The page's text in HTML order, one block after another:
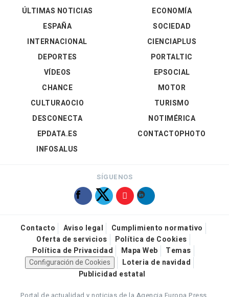
ÚLTIMAS NOTICIAS
ESPAÑA
INTERNACIONAL
DEPORTES
VÍDEOS
ECONOMÍA
SOCIEDAD
CIENCIAPLUS
PORTALTIC
EPSOCIAL
CHANCE
CULTURAOCIO
DESCONECTA
EPDATA.ES
INFOSALUS
MOTOR
TURISMO
NOTIMÉRICA
CONTACTOPHOTO
SÍGUENOS
Contacto Aviso legal
Cumplimiento normativo
Oferta de servicios
Política de Cookies
Política de Privacidad
Mapa Web
Temas
Configuración de Cookies
Loteria de navidad
Publicidad estatal